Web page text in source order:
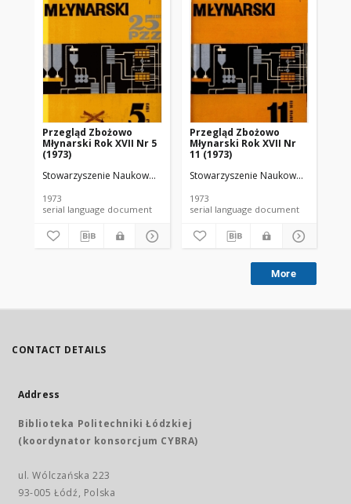
Przegląd Zbożowo
Młynarski Rok XVII Nr 5
(1973)
Stowarzyszenie Naukowo-Techniczne Inżynierów i Techników
1973
serial language document
Przegląd Zbożowo
Młynarski Rok XVII Nr
11 (1973)
Stowarzyszenie Naukowo-
1973
serial language document
More
CONTACT DETAILS
Address
Biblioteka Politechniki Łódzkiej
(koordynator konsorcjum CYBRA)
ul. Wólczańska 223
93-005 Łódź, Polska